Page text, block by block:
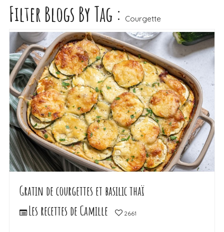
Filter Blogs By Tag : Courgette
LIRE LA SUITE
Gratin de courgettes et basilic thaï
Les recettes de Camille
2661